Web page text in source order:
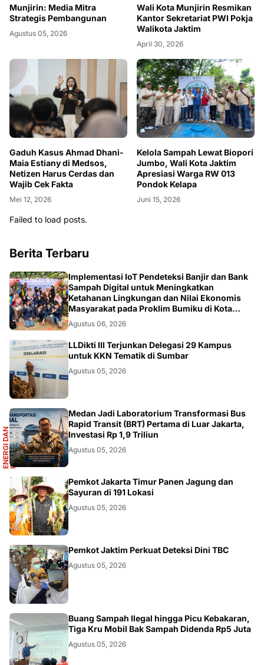
Munjirin: Media Mitra
Strategis Pembangunan
Agustus 05, 2026
Wali Kota Munjirin Resmikan
Kantor Sekretariat PWI Pokja
Walikota Jaktim
April 30, 2026
Gaduh Kasus Ahmad Dhani-
Maia Estiany di Medsos,
Netizen Harus Cerdas dan
Wajib Cek Fakta
Mei 12, 2026
Kelola Sampah Lewat Biopori
Jumbo, Wali Kota Jaktim
Apresiasi Warga RW 013
Pondok Kelapa
Juni 15, 2026
Failed to load posts.
Berita Terbaru
DIKBUDRISTEK
Implementasi IoT Pendeteksi Banjir dan Bank
Sampah Digital untuk Meningkatkan
Ketahanan Lingkungan dan Nilai Ekonomis
Masyarakat pada Proklim Bumiku di Kota
Tangerang
Agustus 06, 2026
DIKBUDRISTEK
LLDikti III Terjunkan Delegasi 29 Kampus
untuk KKN Tematik di Sumbar
Agustus 05, 2026
E
N
E
R
G
I
D
A
N
I
N
F
R
A
S
T
R
U
K
T
UR
Medan Jadi Laboratorium Transformasi Bus
Rapid Transit (BRT) Pertama di Luar Jakarta,
Investasi Rp 1,9 Triliun
Agustus 05, 2026
AKURATNEWS
Pemkot Jakarta Timur Panen Jagung dan
Sayuran di 191 Lokasi
Agustus 05, 2026
AKURATNEWS Pemkot Jaktim Perkuat Deteksi Dini TBC
Agustus 05, 2026
AKURATNEWS
Buang Sampah Ilegal hingga Picu Kebakaran,
Tiga Kru Mobil Bak Sampah Didenda Rp5 Juta
Agustus 05, 2026